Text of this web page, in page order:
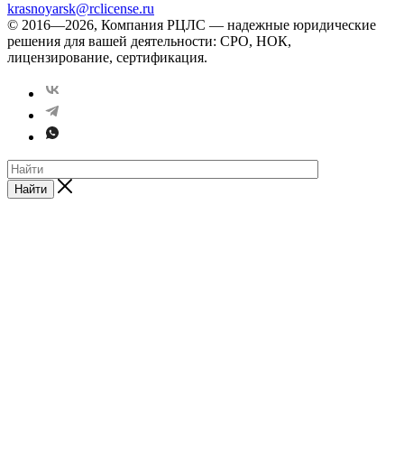
krasnoyarsk@rclicense.ru
© 2016—2026, Компания РЦЛС — надежные юридические
решения для вашей деятельности: СРО, НОК,
лицензирование, сертификация.
Найти